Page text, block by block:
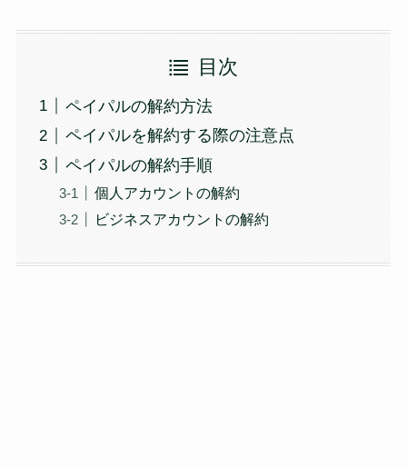
目次
ペイパルの解約方法
ペイパルを解約する際の注意点
ペイパルの解約手順
個人アカウントの解約
ビジネスアカウントの解約